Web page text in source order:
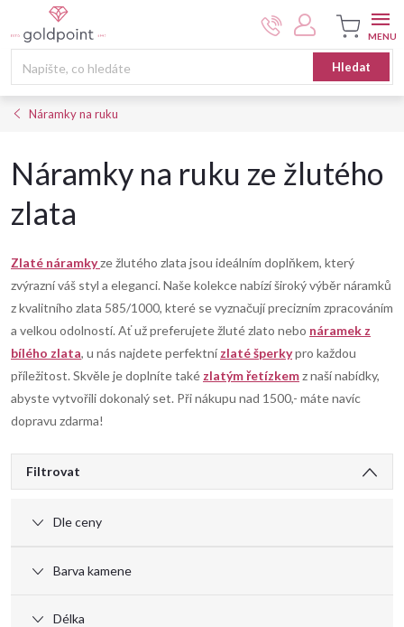
na
Hledat
Nákupní
košík
Náramky na ruku
Náramky na ruku ze žlutého
zlata
Zlaté náramkyze žlutého zlata jsou ideálním doplňkem, který
zvýrazní váš styl a eleganci. Naše kolekce nabízí široký výběr náramků
z kvalitního zlata 585/1000, které se vyznačují precizním zpracováním
a velkou odolností. Ať už preferujete žluté zlato nebo náramek z
bílého zlata, u nás najdete perfektní zlaté šperkypro každou
příležitost. Skvěle je doplníte také zlatým řetízkemz naší nabídky,
abyste vytvořili dokonalý set. Při nákupu nad 1500,- máte navíc
dopravu zdarma!
Filtrovat
Dle ceny
Barva kamene
Délka
V